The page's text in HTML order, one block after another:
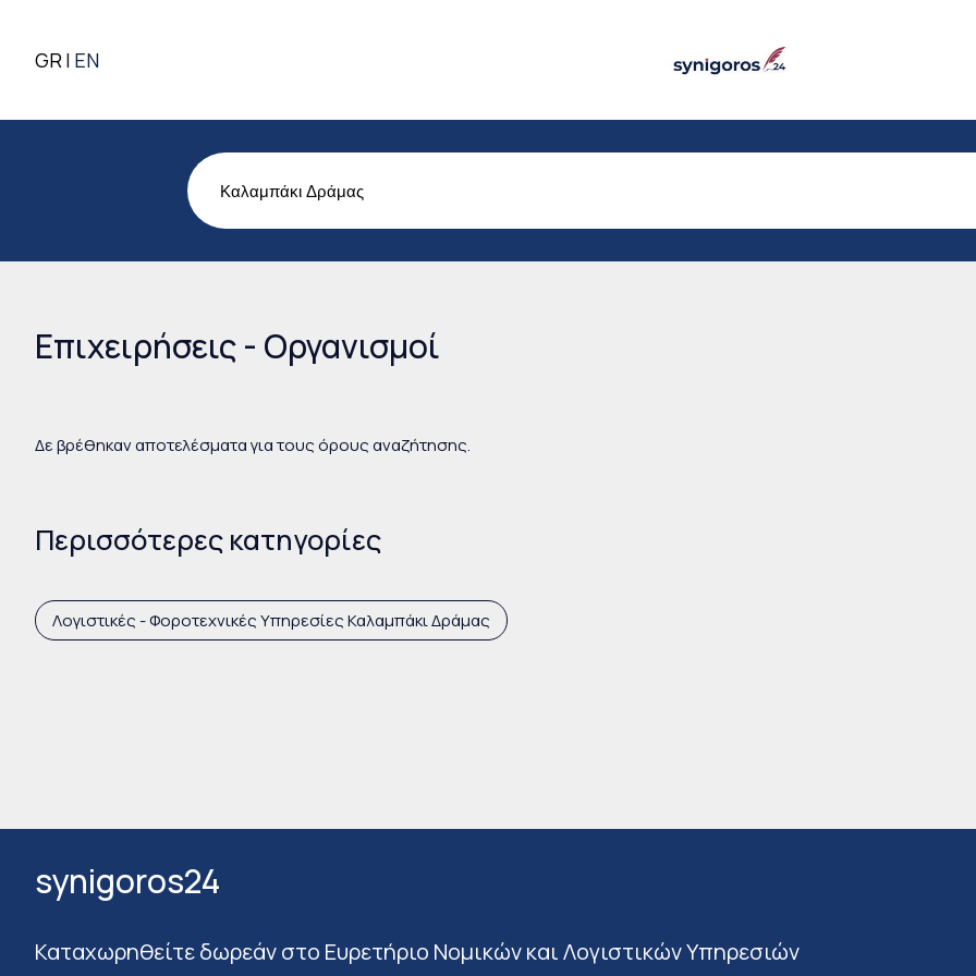
κυρίως περιεχόμενο
GR EN
Επιχειρήσεις - Οργανισμοί
Δε βρέθηκαν αποτελέσματα για τους όρους αναζήτησης.
Περισσότερες κατηγορίες
Λογιστικές - Φοροτεχνικές Υπηρεσίες Καλαμπάκι Δράμας
synigoros24
Καταχωρηθείτε δωρεάν στο Ευρετήριο Νομικών και Λογιστικών Υπηρεσιών